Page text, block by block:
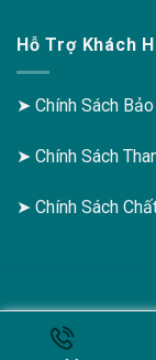
Hỗ Trợ Khách
➤ Chính Sách
➤ Chính Sách
➤ Chính Sách